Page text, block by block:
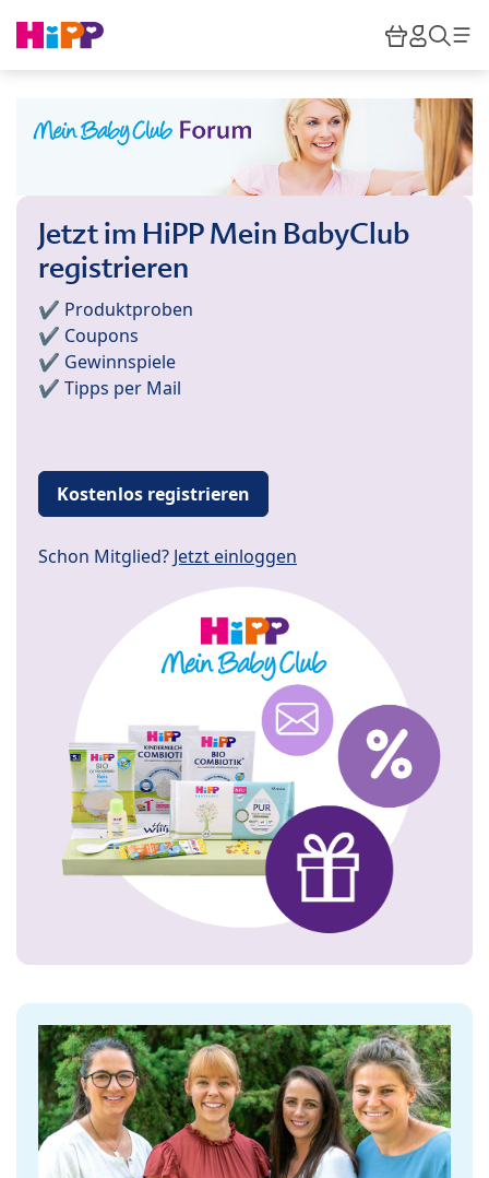
HiPP
Jetzt im HiPP Mein BabyClub
registrieren
✔️ Produktproben
✔️ Coupons
✔️ Gewinnspiele
✔️ Tipps per Mail
Kostenlos registrieren
Schon Mitglied? Jetzt einloggen